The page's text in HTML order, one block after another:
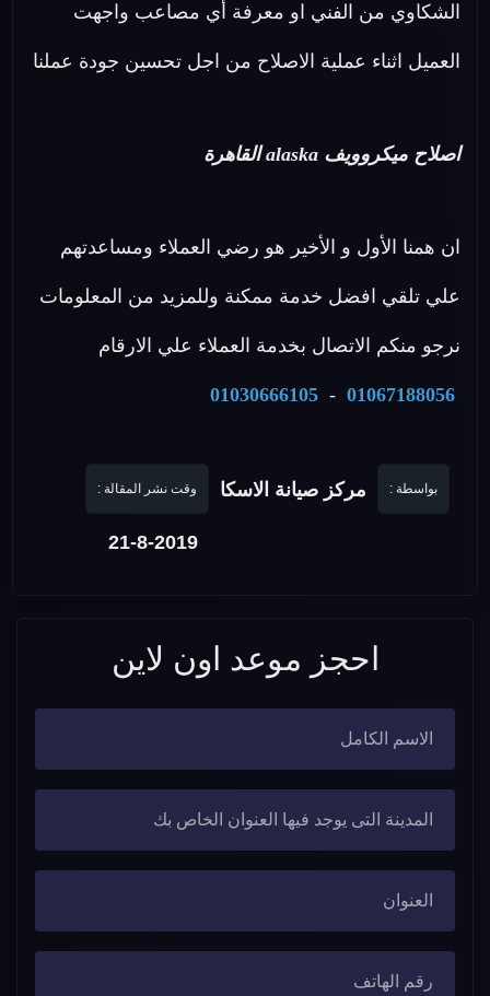
الشكاوي من الفني او معرفة أي مصاعب واجهت
العميل اثناء عملية الاصلاح من اجل تحسين جودة عملنا
اصلاح ميكروويف alaska القاهرة
ان همنا الأول و الأخير هو رضي العملاء ومساعدتهم
علي تلقي افضل خدمة ممكنة وللمزيد من المعلومات
نرجو منكم الاتصال بخدمة العملاء علي الارقام
01067188056
-
01030666105
بواسطة : مركز صيانة الاسكا وقت نشر المقالة :
21-8-2019
احجز موعد اون لاين